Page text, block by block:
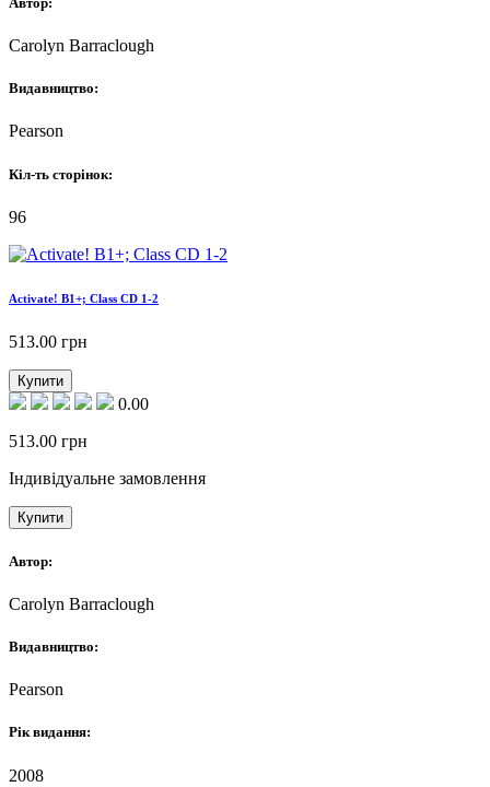
Carolyn Barraclough
Видавництво:
Pearson
Кіл-ть сторінок:
96
Activate! B1+; Class CD 1-2
513.00 грн
Купити
0.00
513.00 грн
Індивідуальне замовлення
Купити
Автор:
Carolyn Barraclough
Видавництво:
Pearson
Рік видання:
2008